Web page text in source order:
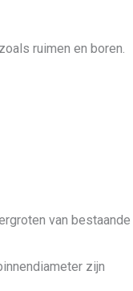
ruimen en boren.
van bestaande
zijn